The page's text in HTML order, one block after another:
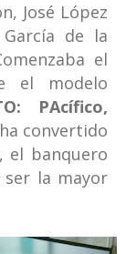
José López
de la
el
el modelo
PAcífico,
convertido
el banquero
la mayor